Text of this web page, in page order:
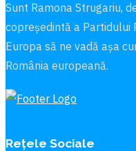
Sunt Ramona Strugariu,
copreședintă a Partidului
Europa să ne vadă aşa
România europeană.
Rețele Sociale